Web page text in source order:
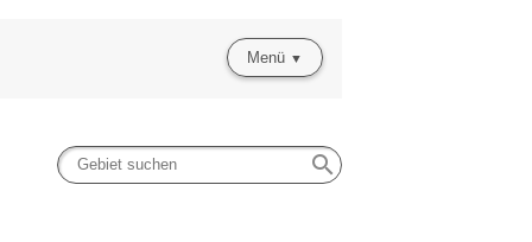
Menü
search